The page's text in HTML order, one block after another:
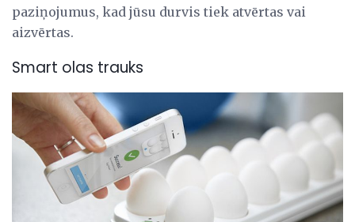
paziņojumus, kad jūsu durvis tiek atvērtas vai
aizvērtas.
Smart olas trauks